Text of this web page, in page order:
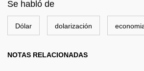
Se habló de
Dólar dolarización
NOTAS RELACIONADAS